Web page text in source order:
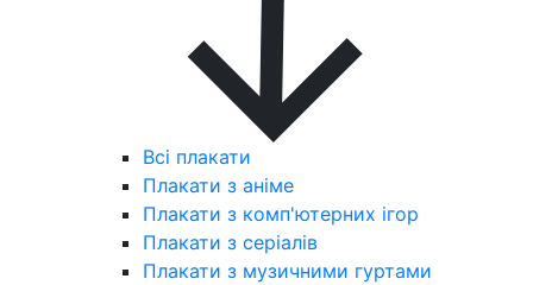
Всі плакати
Плакати з аніме
Плакати з комп'ютерних ігор
Плакати з серіалів
Плакати з музичними гуртами